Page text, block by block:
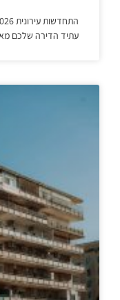
עתיד הדירה שלכם